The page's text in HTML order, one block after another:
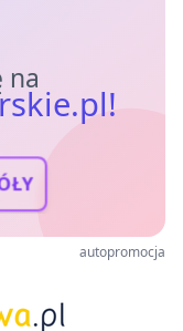
na
autopromocja